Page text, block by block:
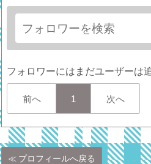
フォロワーにはまだユーザーは
前へ 1 次へ
プロフィールへ戻る